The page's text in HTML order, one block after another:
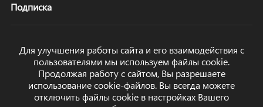
Подписка
ОТПРАВИТЬ
Для улучшения работы сайта и его взаимодействия с
пользователями мы используем файлы cookie.
Продолжая работу с сайтом, Вы разрешаете
использование cookie-файлов. Вы всегда можете
отключить файлы cookie в настройках Вашего